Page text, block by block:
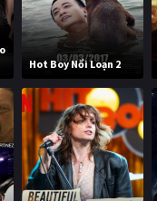
Hot Boy Nổi Loạn 2